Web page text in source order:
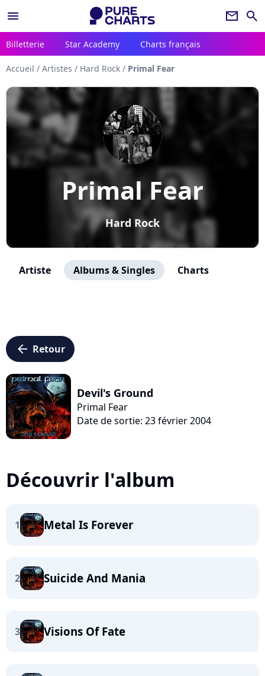
menu newsletter search
Billetterie Star Academy Charts français
Accueil / Artistes / Hard Rock / Primal Fear
Primal Fear
Hard Rock
Artiste Albums & Singles Charts
arrow_left Retour
Devil's Ground
Primal Fear
Date de sortie: 23 février 2004
Découvrir l'album
1 Metal Is Forever
2 Suicide And Mania
3 Visions Of Fate